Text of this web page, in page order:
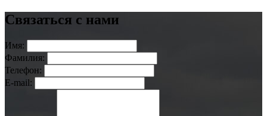
Связаться с нами
Имя:
Фамилия:
Телефон:
E-mail: